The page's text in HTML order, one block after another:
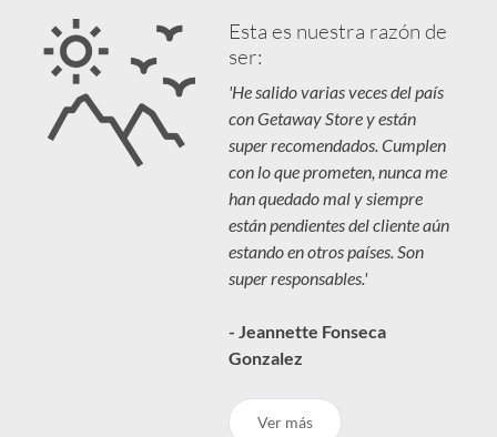
Esta es nuestra razón de
ser:
'He salido varias veces del país
con Getaway Store y están
super recomendados. Cumplen
con lo que prometen, nunca me
han quedado mal y siempre
están pendientes del cliente aún
estando en otros países. Son
super responsables.'
- Jeannette Fonseca
Gonzalez
Ver más